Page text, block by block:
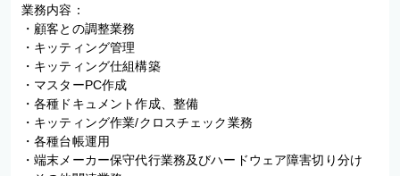
業務内容：
・顧客との調整業務
・キッティング管理
・キッティング仕組構築
・マスターPC作成
・各種ドキュメント作成、整備
・キッティング作業/クロスチェック業務
・各種台帳運用
・端末メーカー保守代行業務及びハードウェア障害切り分け